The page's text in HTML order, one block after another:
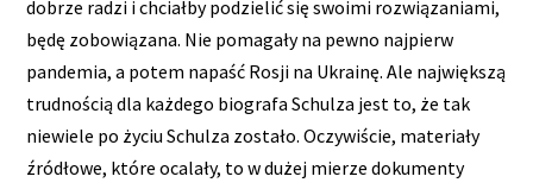
dobrze radzi i chciałby podzielić się swoimi rozwiązaniami,
będę zobowiązana. Nie pomagały na pewno najpierw
pandemia, a potem napaść Rosji na Ukrainę. Ale największą
trudnością dla każdego biografa Schulza jest to, że tak
niewiele po życiu Schulza zostało. Oczywiście, materiały
źródłowe, które ocalały, to w dużej mierze dokumenty